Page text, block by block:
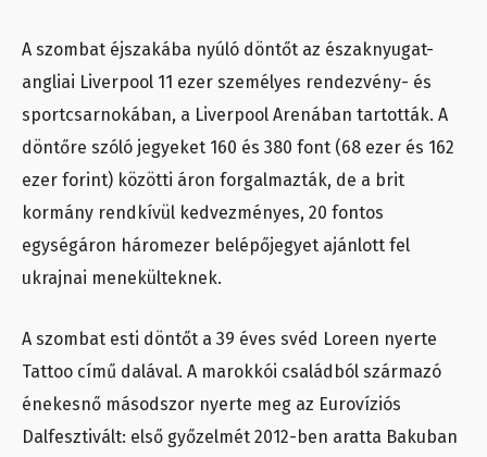
A szombat éjszakába nyúló döntőt az északnyugat-
angliai Liverpool 11 ezer személyes rendezvény- és
sportcsarnokában, a Liverpool Arenában tartották. A
döntőre szóló jegyeket 160 és 380 font (68 ezer és 162
ezer forint) közötti áron forgalmazták, de a brit
kormány rendkívül kedvezményes, 20 fontos
egységáron háromezer belépőjegyet ajánlott fel
ukrajnai menekülteknek.
A szombat esti döntőt a 39 éves svéd Loreen nyerte
Tattoo című dalával. A marokkói családból származó
énekesnő másodszor nyerte meg az Eurovíziós
Dalfesztivált: első győzelmét 2012-ben aratta Bakuban